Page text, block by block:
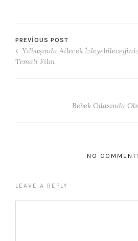
PREVIOUS POST
Yılbaşında Ailecek
Temalı Film
Bebek Odasında
NO
LEAVE A REPLY